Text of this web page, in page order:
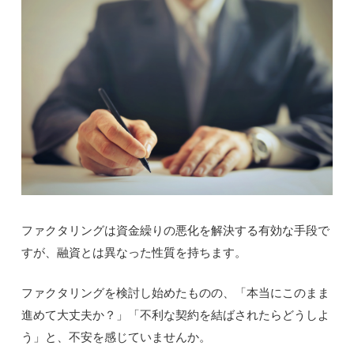
ファクタリングは資金繰りの悪化を解決する有効な手段で
すが、融資とは異なった性質を持ちます。
ファクタリングを検討し始めたものの、「本当にこのまま
進めて大丈夫か？」「不利な契約を結ばされたらどうしよ
う」と、不安を感じていませんか。